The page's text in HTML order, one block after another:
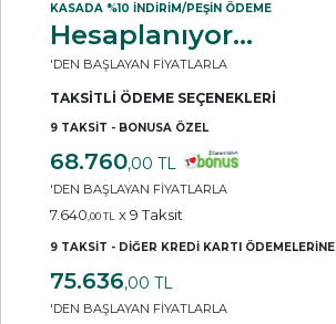
KASADA %10 İNDİRİM/PEŞİN ÖDEME
Hesaplanıyor...
'DEN BAŞLAYAN FİYATLARLA
TAKSİTLİ ÖDEME SEÇENEKLERİ
9 TAKSİT - BONUSA ÖZEL
68.760,00 TL
'DEN BAŞLAYAN FİYATLARLA
7.640,00 TL x 9 Taksit
9 TAKSİT - DİĞER KREDİ KARTI ÖDEMELERİNE
75.636,00 TL
'DEN BAŞLAYAN FİYATLARLA